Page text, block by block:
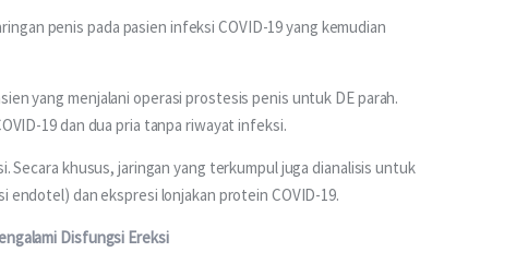
penis pada pasien infeksi COVID-19 yang kemudian
yang menjalani operasi prostesis penis untuk DE parah.
19 dan dua pria tanpa riwayat infeksi.
Secara khusus, jaringan yang terkumpul juga dianalisis untuk
dan ekspresi lonjakan protein COVID-19.
Disfungsi Ereksi